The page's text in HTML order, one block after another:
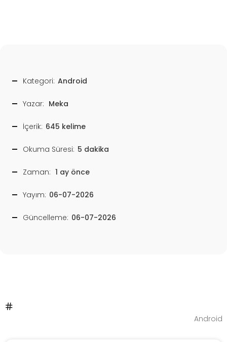
Kategori: Android
Yazar: Meka
İçerik: 645 kelime
Okuma Süresi: 5 dakika
Zaman: 1 ay önce
Yayım: 06-07-2026
Güncelleme: 06-07-2026
Android